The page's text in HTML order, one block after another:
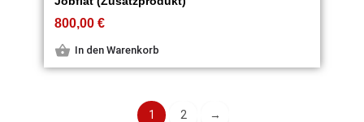
800,00€
In den Warenkorb
1 2 →